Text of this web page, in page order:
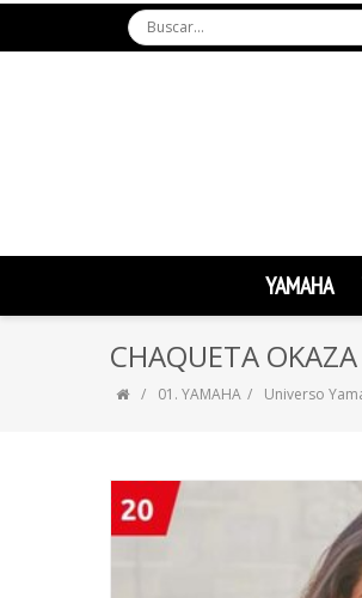
YAMAHA
CHAQUETA
01. YAMAHA Universo